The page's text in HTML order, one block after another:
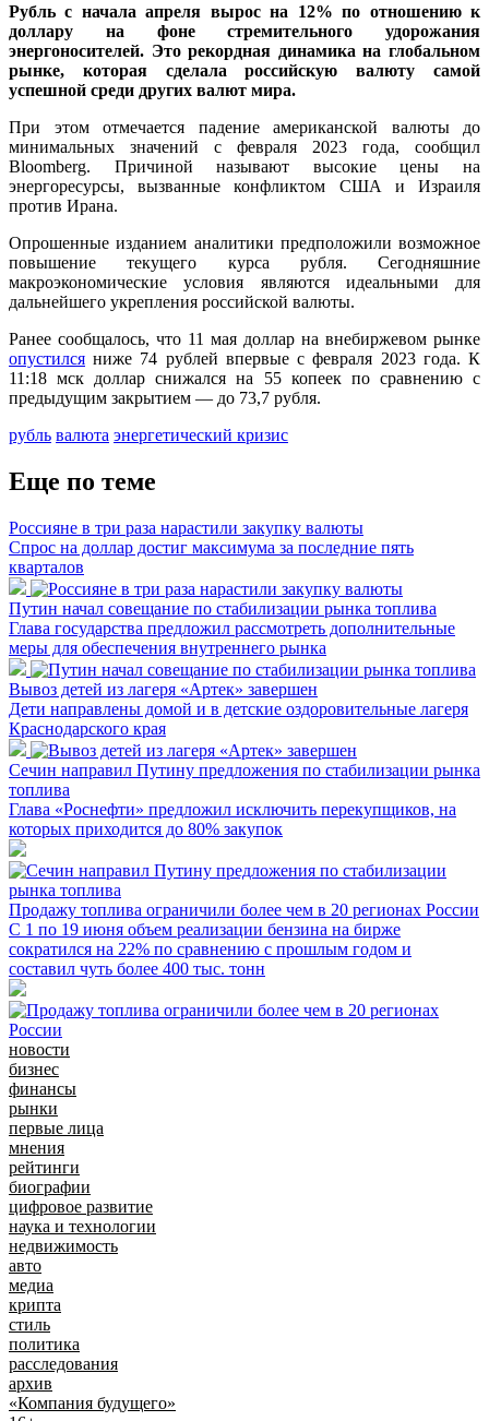
Рубль с начала апреля вырос на 12% по отношению к
доллару на фоне стремительного удорожания
энергоносителей. Это рекордная динамика на глобальном
рынке, которая сделала российскую валюту самой
успешной среди других валют мира.
При этом отмечается падение американской валюты до
минимальных значений с февраля 2023 года, сообщил
Bloomberg. Причиной называют высокие цены на
энергоресурсы, вызванные конфликтом США и Израиля
против Ирана.
Опрошенные изданием аналитики предположили возможное
повышение текущего курса рубля. Сегодняшние
макроэкономические условия являются идеальными для
дальнейшего укрепления российской валюты.
Ранее сообщалось, что 11 мая доллар на внебиржевом рынке
опустился ниже 74 рублей впервые с февраля 2023 года. К
11:18 мск доллар снижался на 55 копеек по сравнению с
предыдущим закрытием — до 73,7 рубля.
рубль валюта энергетический кризис
Еще по теме
Россияне в три раза нарастили закупку валюты
Спрос на доллар достиг максимума за последние пять
кварталов
Путин начал совещание по стабилизации рынка топлива
Глава государства предложил рассмотреть дополнительные
меры для обеспечения внутреннего рынка
Вывоз детей из лагеря «Артек» завершен
Дети направлены домой и в детские оздоровительные лагеря
Краснодарского края
Сечин направил Путину предложения по стабилизации рынка
топлива
Глава «Роснефти» предложил исключить перекупщиков, на
которых приходится до 80% закупок
Продажу топлива ограничили более чем в 20 регионах России
С 1 по 19 июня объем реализации бензина на бирже
сократился на 22% по сравнению с прошлым годом и
составил чуть более 400 тыс. тонн
новости
бизнес
финансы
рынки
первые лица
мнения
рейтинги
биографии
цифровое развитие
наука и технологии
недвижимость
авто
медиа
крипта
стиль
политика
расследования
архив
«Компания будущего»